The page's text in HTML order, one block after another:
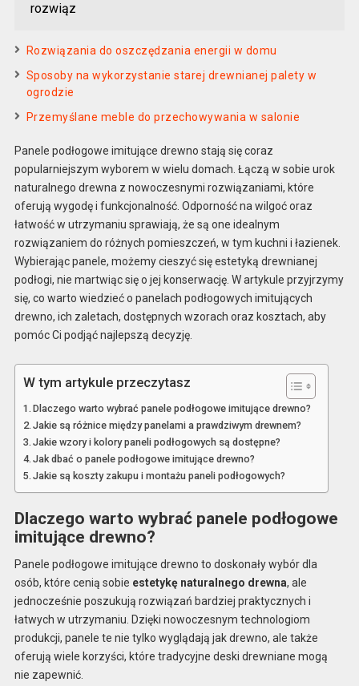
rozwiąz
Rozwiązania do oszczędzania energii w domu
Sposoby na wykorzystanie starej drewnianej palety w
ogrodzie
Przemyślane meble do przechowywania w salonie
Panele podłogowe imitujące drewno stają się coraz
popularniejszym wyborem w wielu domach. Łączą w sobie urok
naturalnego drewna z nowoczesnymi rozwiązaniami, które
oferują wygodę i funkcjonalność. Odporność na wilgoć oraz
łatwość w utrzymaniu sprawiają, że są one idealnym
rozwiązaniem do różnych pomieszczeń, w tym kuchni i łazienek.
Wybierając panele, możemy cieszyć się estetyką drewnianej
podłogi, nie martwiąc się o jej konserwację. W artykule przyjrzymy
się, co warto wiedzieć o panelach podłogowych imitujących
drewno, ich zaletach, dostępnych wzorach oraz kosztach, aby
pomóc Ci podjąć najlepszą decyzję.
W tym artykule przeczytasz
Dlaczego warto wybrać panele podłogowe imitujące drewno?
Jakie są różnice między panelami a prawdziwym drewnem?
Jakie wzory i kolory paneli podłogowych są dostępne?
Jak dbać o panele podłogowe imitujące drewno?
Jakie są koszty zakupu i montażu paneli podłogowych?
Dlaczego warto wybrać panele podłogowe
imitujące drewno?
Panele podłogowe imitujące drewno to doskonały wybór dla
osób, które cenią sobie estetykę naturalnego drewna, ale
jednocześnie poszukują rozwiązań bardziej praktycznych i
łatwych w utrzymaniu. Dzięki nowoczesnym technologiom
produkcji, panele te nie tylko wyglądają jak drewno, ale także
oferują wiele korzyści, które tradycyjne deski drewniane mogą
nie zapewnić.